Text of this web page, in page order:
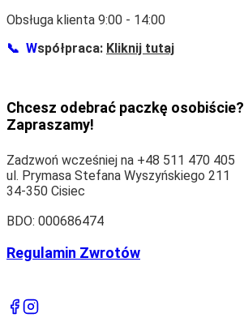
Obsługa klienta 9:00 - 14:00
📞 Współpraca: Kliknij tutaj
Chcesz odebrać paczkę osobiście?
Zapraszamy!
Zadzwoń wcześniej na +48 511 470 405
ul. Prymasa Stefana Wyszyńskiego 211
34-350 Cisiec
BDO: 000686474
Regulamin Zwrotów